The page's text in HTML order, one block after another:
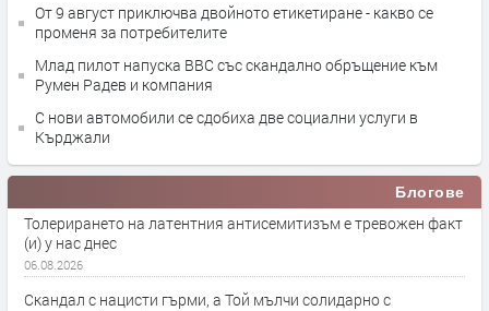
От 9 август приключва двойното етикетиране - какво се
променя за потребителите
Млад пилот напуска ВВС със скандално обръщение към
Румен Радев и компания
С нови автомобили се сдобиха две социални услуги в
Кърджали
Блогове
Толерирането на латентния антисемитизъм е тревожен факт
(и) у нас днес
06.08.2026
Скандал с нацисти гърми, а Той мълчи солидарно с